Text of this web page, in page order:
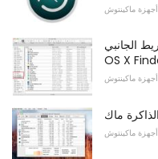
أجهزة ماكينتوش
الجانبي
OS X
أجهزة ماكينتوش
ماك
أجهزة ماكينتوش